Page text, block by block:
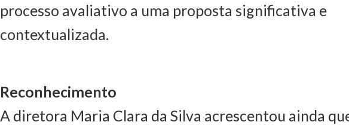
processo avaliativo a uma proposta significativa e
contextualizada.
Reconhecimento
A diretora Maria Clara da Silva acrescentou ainda